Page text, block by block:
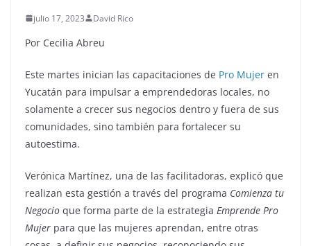
julio 17, 2023 David Rico
Por Cecilia Abreu
Este martes inician las capacitaciones de Pro Mujer en
Yucatán para impulsar a emprendedoras locales, no
solamente a crecer sus negocios dentro y fuera de sus
comunidades, sino también para fortalecer su
autoestima.
Verónica Martínez, una de las facilitadoras, explicó que
realizan esta gestión a través del programa Comienza tu
Negocio que forma parte de la estrategia Emprende Pro
Mujer para que las mujeres aprendan, entre otras